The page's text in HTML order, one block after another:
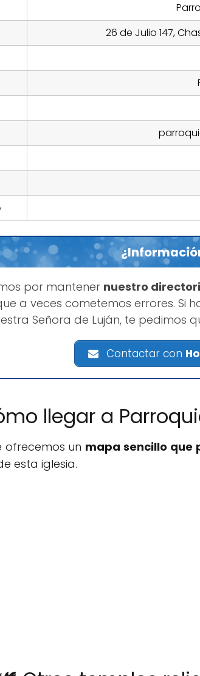
26 de Julio 147,
por mantener nuestro
a veces cometemos errores. Si
Señora de Luján, te pedimos
Contactar con
llegar a
ofrecemos un mapa sencillo que
esta iglesia.